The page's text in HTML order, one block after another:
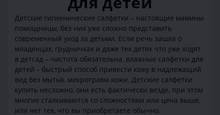
Детские гигиенические салфетки – настоящие мамины
помощницы, без них уже сложно представить
современный уход за детьми. Если речь зашла о
младенцах, грудничках и даже тех детях что уже ходят
в детсад – чистота обязательна, влажные салфетки для
детей – быстрый способ привести кожу в надлежащий
вид без мытья, микротравм кожи. Детские салфетки
купить несложно, они есть фактически везде, при этом
многие сталкиваются со сложностями или цена выше,
или нет тех, что вы приобретаете обычно.